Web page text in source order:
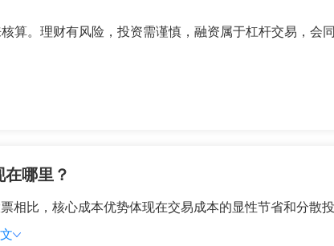
算。理财有风险，投资需谨慎，融资属于杠杆交易，会
哪里？
相比，核心成本优势体现在交易成本的显性节省和分散